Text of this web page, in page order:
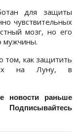
для защиты
чувствительных
мозг, но его
мужчины.
том, как защитить
на Луну, в
новости раньше